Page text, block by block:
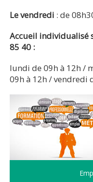
Le vendredi : de
Accueil individualisé
85 40 :
lundi de 09h à 12h /
09h à 12h / vendredi